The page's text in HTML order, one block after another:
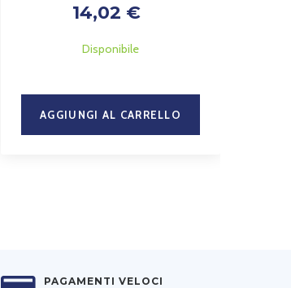
14,02 €
Disponibile
AGGIUNGI AL CARRELLO
PAGAMENTI VELOCI